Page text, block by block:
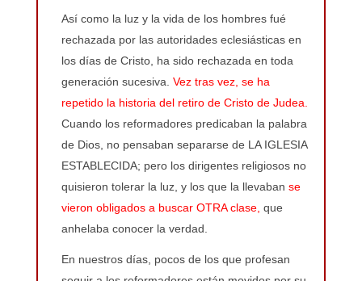
Así como la luz y la vida de los hombres fué
rechazada por las autoridades eclesiásticas en
los días de Cristo, ha sido rechazada en toda
generación sucesiva. Vez tras vez, se ha
repetido la historia del retiro de Cristo de Judea.
Cuando los reformadores predicaban la palabra
de Dios, no pensaban separarse de LA IGLESIA
ESTABLECIDA; pero los dirigentes religiosos no
quisieron tolerar la luz, y los que la llevaban se
vieron obligados a buscar OTRA clase, que
anhelaba conocer la verdad.
En nuestros días, pocos de los que profesan